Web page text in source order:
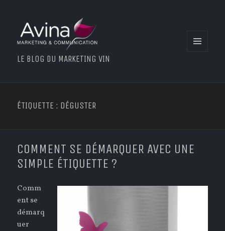
LE BLOG DU MARKETING VIN
ÉTIQUETTE : DÉGUSTER
COMMENT SE DÉMARQUER AVEC UNE
SIMPLE ÉTIQUETTE ?
Comm
ent se
démarq
uer